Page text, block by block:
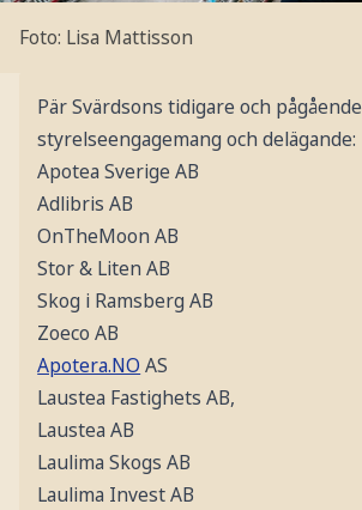
Foto: Lisa Mattisson
Pär Svärdsons tidigare och pågående
styrelseengagemang och delägande:
Apotea Sverige AB
Adlibris AB
OnTheMoon AB
Stor & Liten AB
Skog i Ramsberg AB
Zoeco AB
Apotera.NO AS
Laustea Fastighets AB,
Laustea AB
Laulima Skogs AB
Laulima Invest AB